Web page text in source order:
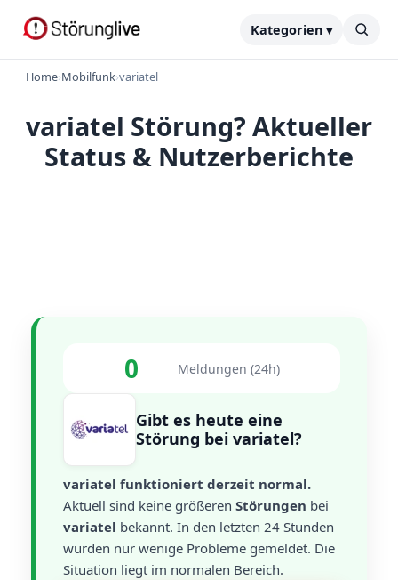
Kategorien ▾
Home›Mobilfunk›variatel
variatel Störung? Aktueller
Status & Nutzerberichte
0 Meldungen (24h)
Gibt es heute eine
Störung bei variatel?
variatel funktioniert derzeit normal.
Aktuell sind keine größeren Störungen bei
variatel bekannt. In den letzten 24 Stunden
wurden nur wenige Probleme gemeldet. Die
Situation liegt im normalen Bereich.